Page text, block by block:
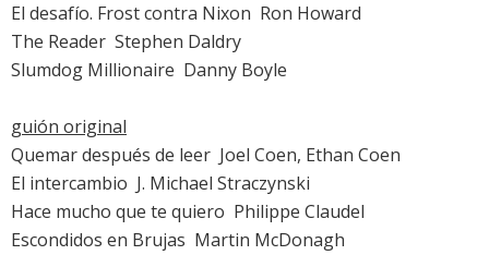
El desafío. Frost contra Nixon  Ron Howard
The Reader  Stephen Daldry
Slumdog Millionaire  Danny Boyle
guión original
Quemar después de leer  Joel Coen, Ethan Coen
El intercambio  J. Michael Straczynski
Hace mucho que te quiero  Philippe Claudel
Escondidos en Brujas  Martin McDonagh